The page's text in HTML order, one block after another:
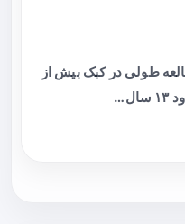
طولی در کبک بیش از